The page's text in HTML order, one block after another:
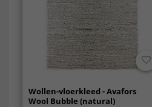
Wollen-vloerkleed - Avafors
Wool Bubble (natural)